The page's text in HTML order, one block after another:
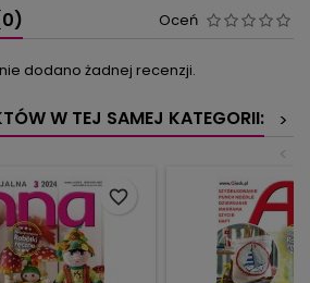
Oceń
dodano żadnej recenzji.
W TEJ SAMEJ KATEGORII:
>
<
favorite_border